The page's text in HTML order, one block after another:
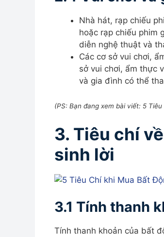
Nhà hát, rạp chiếu
hoặc rạp chiếu phim
diễn nghệ thuật và
Các cơ sở vui chơi,
sở vui chơi, ẩm thực
và gia đình có thể
(PS: Bạn đang xem bài viết: 5
3. Tiêu chí
sinh lời
3.1 Tính thanh
Tính thanh khoản của bất